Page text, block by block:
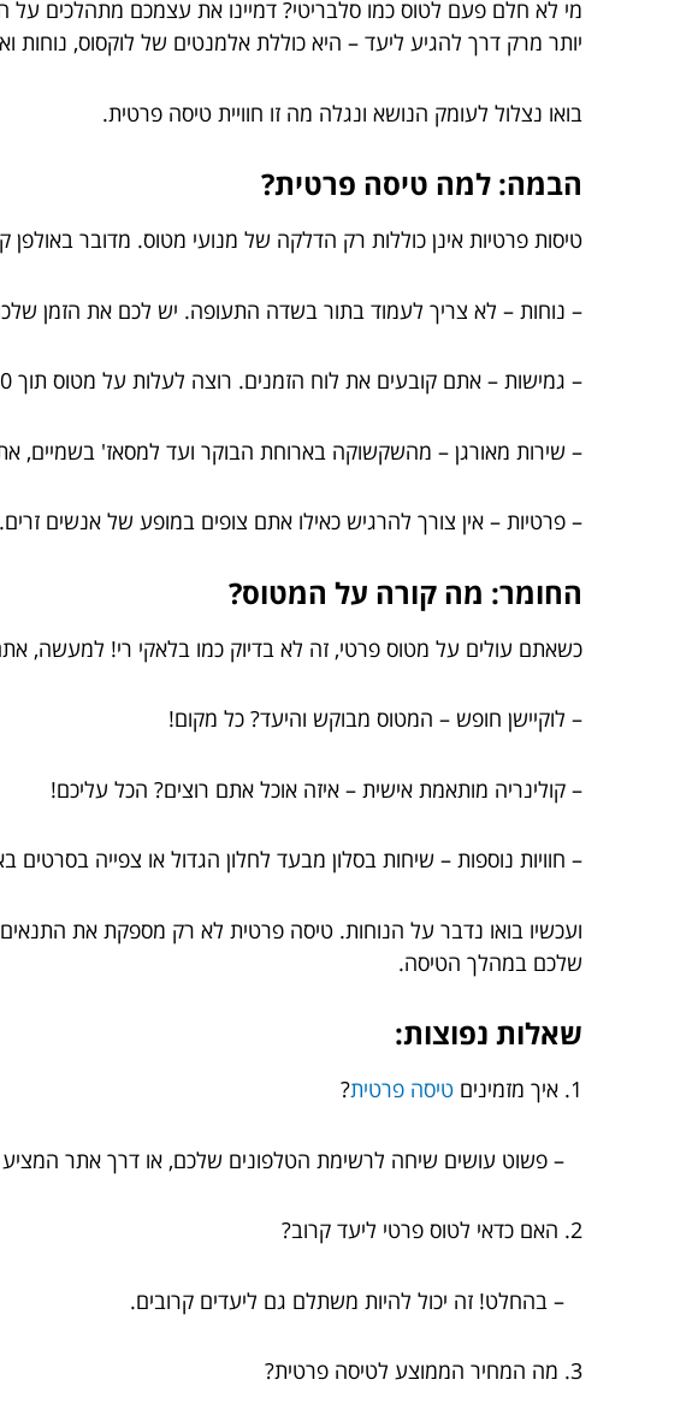
מי לא חלם פעם לטוס כמו סלבריטי? דמיינו את עצמכם מתהלכים
יותר מרק דרך להגיע ליעד – היא כוללת אלמנטים של לוקסוס, נוחות
בואו נצלול לעומק הנושא ונגלה מה זו חוויית טיסה פרטית.
הבמה: למה טיסה פרטית?
טיסות פרטיות אינן כוללות רק הדלקה של מנועי מטוס. מדובר
– נוחות – לא צריך לעמוד בתור בשדה התעופה. יש לכם את הזמן
– גמישות – אתם קובעים את לוח הזמנים. רוצה לעלות על מטוס תוך 30 דקות? אין בעיה!
– שירות מאורגן – מהשקשוקה בארוחת הבוקר ועד למסאז' בשמיים,
– פרטיות – אין צורך להרגיש כאילו אתם צופים במופע של אנשים
החומר: מה קורה על המטוס?
כשאתם עולים על מטוס פרטי, זה לא בדיוק כמו בלאקי רי! למעשה,
– לוקיישן חופש – המטוס מבוקש והיעד? כל מקום!
– קולינריה מותאמת אישית – איזה אוכל אתם רוצים? הכל עליכם!
– חוויות נוספות – שיחות בסלון מבעד לחלון הגדול או צפייה בסרטים
ועכשיו בואו נדבר על הנוחות. טיסה פרטית לא רק מספקת את
שלכם במהלך הטיסה.
שאלות נפוצות:
1. איך מזמינים טיסה פרטית?
– פשוט עושים שיחה לרשימת הטלפונים שלכם, או דרך אתר המציע
2. האם כדאי לטוס פרטי ליעד קרוב?
– בהחלט! זה יכול להיות משתלם גם ליעדים קרובים.
3. מה המחיר הממוצע לטיסה פרטית?